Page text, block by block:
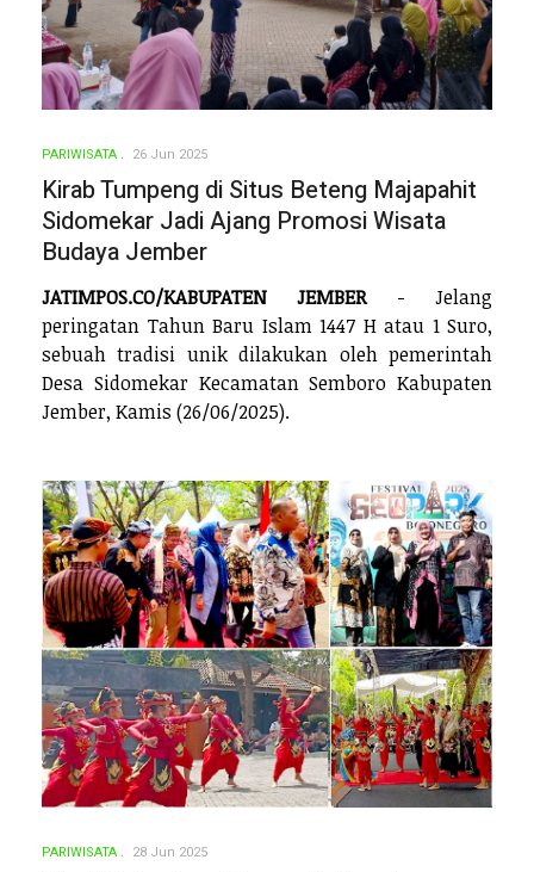
PARIWISATA 26 Jun 2025
Kirab Tumpeng di Situs Beteng Majapahit
Sidomekar Jadi Ajang Promosi Wisata
Budaya Jember
JATIMPOS.CO/KABUPATEN JEMBER- Jelang
peringatan Tahun Baru Islam 1447 H atau 1 Suro,
sebuah tradisi unik dilakukan oleh pemerintah
Desa Sidomekar Kecamatan Semboro Kabupaten
Jember, Kamis (26/06/2025).
PARIWISATA 28 Jun 2025